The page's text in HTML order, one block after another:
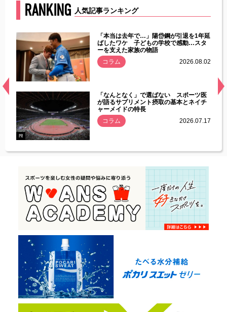
RANKING 人気記事ランキング
常
「本当は去年で…」陽岱鋼が引退を1年延
ばしたワケ 子どもの学校で感動…スタ
ーを支えた家族の物語
コラム
2026.08.02
PR
「なんとなく」で選ばない スポーツ医
が語るサプリメント摂取の基本とネイチ
ャーメイドの特長
コラム
2026.07.17